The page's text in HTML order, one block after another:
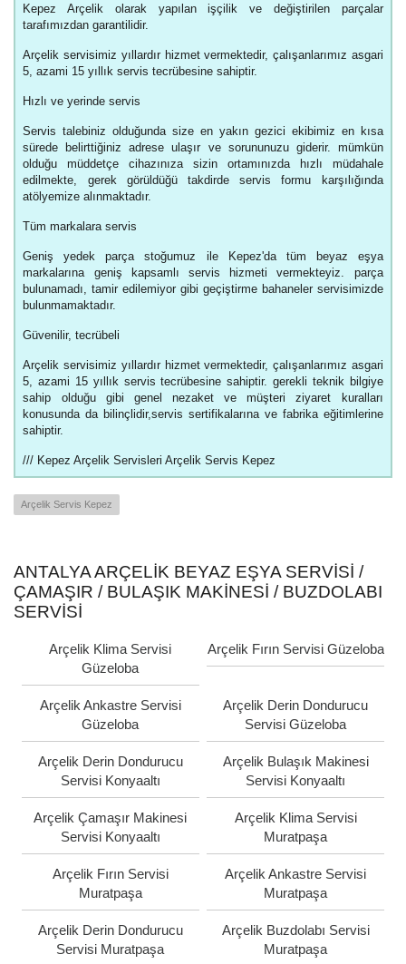
Kepez Arçelik olarak yapılan işçilik ve değiştirilen parçalar
tarafımızdan garantilidir.
Arçelik servisimiz yıllardır hizmet vermektedir, çalışanlarımız asgari
5, azami 15 yıllık servis tecrübesine sahiptir.
Hızlı ve yerinde servis
Servis talebiniz olduğunda size en yakın gezici ekibimiz en kısa
sürede belirttiğiniz adrese ulaşır ve sorununuzu giderir. mümkün
olduğu müddetçe cihazınıza sizin ortamınızda hızlı müdahale
edilmekte, gerek görüldüğü takdirde servis formu karşılığında
atölyemize alınmaktadır.
Tüm markalara servis
Geniş yedek parça stoğumuz ile Kepez'da tüm beyaz eşya
markalarına geniş kapsamlı servis hizmeti vermekteyiz. parça
bulunamadı, tamir edilemiyor gibi geçiştirme bahaneler servisimizde
bulunmamaktadır.
Güvenilir, tecrübeli
Arçelik servisimiz yıllardır hizmet vermektedir, çalışanlarımız asgari
5, azami 15 yıllık servis tecrübesine sahiptir. gerekli teknik bilgiye
sahip olduğu gibi genel nezaket ve müşteri ziyaret kuralları
konusunda da bilinçlidir,servis sertifikalarına ve fabrika eğitimlerine
sahiptir.
/// Kepez Arçelik Servisleri Arçelik Servis Kepez
Arçelik Servis Kepez
ANTALYA ARÇELIK BEYAZ EŞYA SERVISI /
ÇAMAŞIR / BULAŞIK MAKINESI / BUZDOLABI
SERVISI
Arçelik Klima Servisi
Güzeloba
Arçelik Fırın Servisi Güzeloba
Arçelik Ankastre Servisi
Güzeloba
Arçelik Derin Dondurucu
Servisi Güzeloba
Arçelik Derin Dondurucu
Servisi Konyaaltı
Arçelik Bulaşık Makinesi
Servisi Konyaaltı
Arçelik Çamaşır Makinesi
Servisi Konyaaltı
Arçelik Klima Servisi
Muratpaşa
Arçelik Fırın Servisi
Muratpaşa
Arçelik Ankastre Servisi
Muratpaşa
Arçelik Derin Dondurucu
Servisi Muratpaşa
Arçelik Buzdolabı Servisi
Muratpaşa